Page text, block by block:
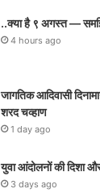
..क्या है ९ अगस्त —
4 hours ago
जागतिक आदिवासी
शरद चव्हाण
1 day ago
युवा आंदोलनों की दिशा
3 days ago